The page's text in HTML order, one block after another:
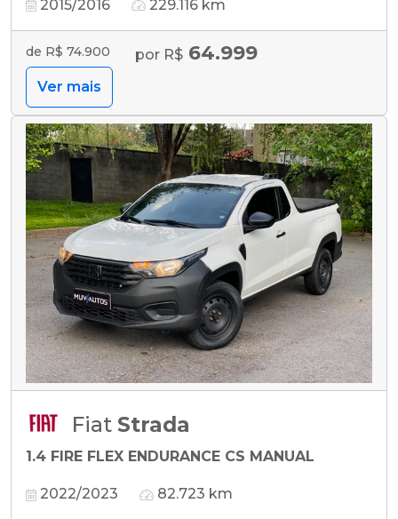
2015/2016 229.116 km
de R$ 74.900 por R$ 64.999
Ver mais
Fiat Strada
1.4 FIRE FLEX ENDURANCE CS MANUAL
2022/2023 82.723 km